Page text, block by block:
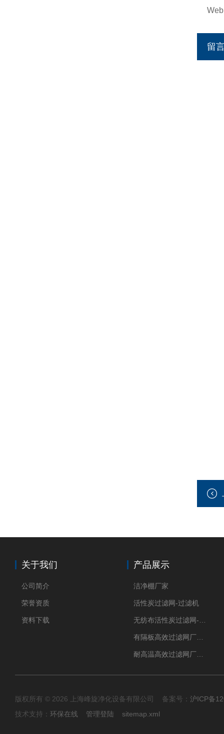
留
关于我们
公司简介
荣誉资质
资料下载
产品展示
洁净棚厂家
活性炭过滤网-过滤机
版权所有 © 2026 上海峰旋净化设备有限公司 备案号： 沪ICP备
技术支持： 环保在线 管理登陆 sitemap.xml